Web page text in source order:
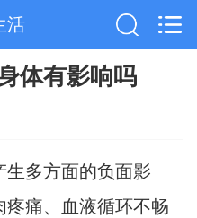
活
体有影响吗
生多方面的负面影
疼痛、血液循环不畅